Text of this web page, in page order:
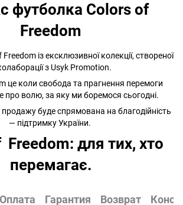
футболка Colors of
Freedom
із ексклюзивної колекції, створеної
з Usyk Promotion.
це коли свобода та прагнення перемоги
про волю, за яку ми боремося сьогодні.
продажу буде спрямована на благодійність
— підтримку України.
для тих, хто
перемагає.
Оплата Гарантия Возврат